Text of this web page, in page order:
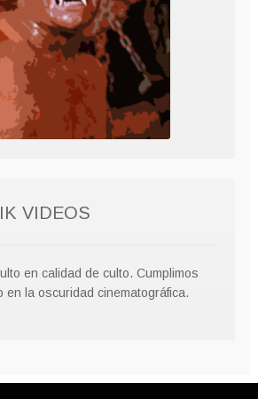
VIDEOS
en calidad de culto. Cumplimos
en la oscuridad cinematográfica.